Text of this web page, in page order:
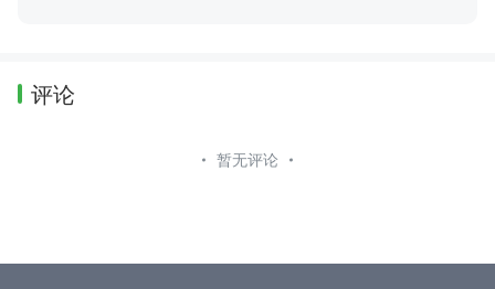
评论
暂无评论